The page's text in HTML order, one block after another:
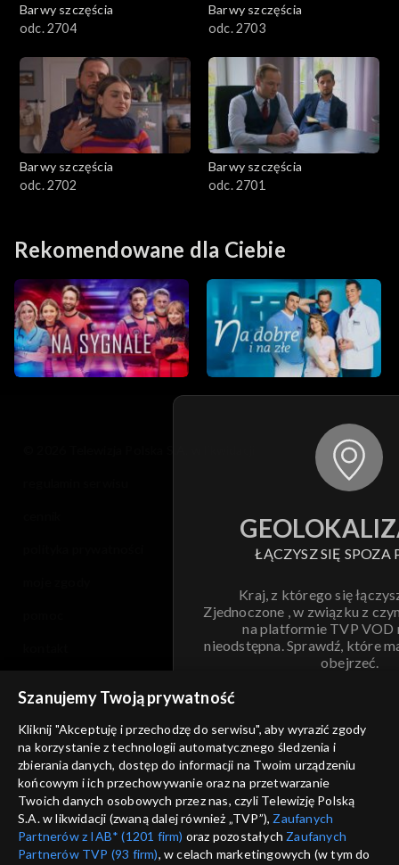
Barwy szczęścia
odc. 2704
Barwy szczęścia
odc. 2703
Barwy szczęścia
odc. 2702
Barwy szczęścia
odc. 2701
Rekomendowane dla Ciebie
ŁĄCZYSZ SIĘ SPOZA
Kraj, z którego się
Zjednoczone , w związku z
na platformie TVP VOD
nieodstępna. Sprawdź, które
obejrzeć.
ANULUJ
informacje o dostawcy usług
Szanujemy Twoją prywatność
Kliknij "Akceptuję i przechodzę do serwisu", aby wyrazić zgody
na korzystanie z technologii automatycznego śledzenia i
zbierania danych, dostęp do informacji na Twoim urządzeniu
końcowym i ich przechowywanie oraz na przetwarzanie
Twoich danych osobowych przez nas, czyli Telewizję Polską
S.A. w likwidacji (zwaną dalej również „TVP”), Zaufanych
Partnerów z IAB* (1201 firm) oraz pozostałych Zaufanych
Partnerów TVP (93 firm), w celach marketingowych (w tym do